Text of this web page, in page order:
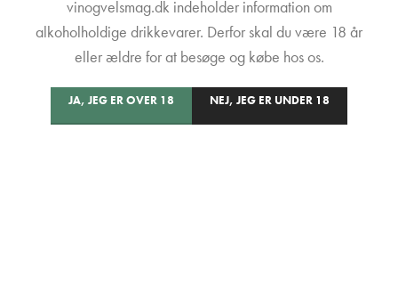
vinogvelsmag.dk indeholder information om
alkoholholdige drikkevarer. Derfor skal du være 18 år
eller ældre for at besøge og købe hos os.
JA, JEG ER OVER 18 NEJ, JEG ER UNDER 18